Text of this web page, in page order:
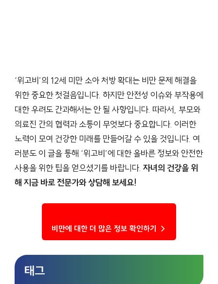
‘위고비’의 12세 미만 소아 처방 확대는 비만 문제 해결을
위한 중요한 첫걸음입니다. 하지만 안전성 이슈와 부작용에
대한 우려도 간과해서는 안 될 사항입니다. 따라서, 부모와
의료진 간의 협력과 소통이 무엇보다 중요합니다. 이러한
노력이 모여 건강한 미래를 만들어갈 수 있을 것입니다. 여
러분도 이 글을 통해 ‘위고비’에 대한 올바른 정보와 안전한
사용을 위한 팁을 얻으셨기를 바랍니다. 자녀의 건강을 위
해 지금 바로 전문가와 상담해 보세요!
비만에 대한 더 많은 정보 확인하기 →
태그